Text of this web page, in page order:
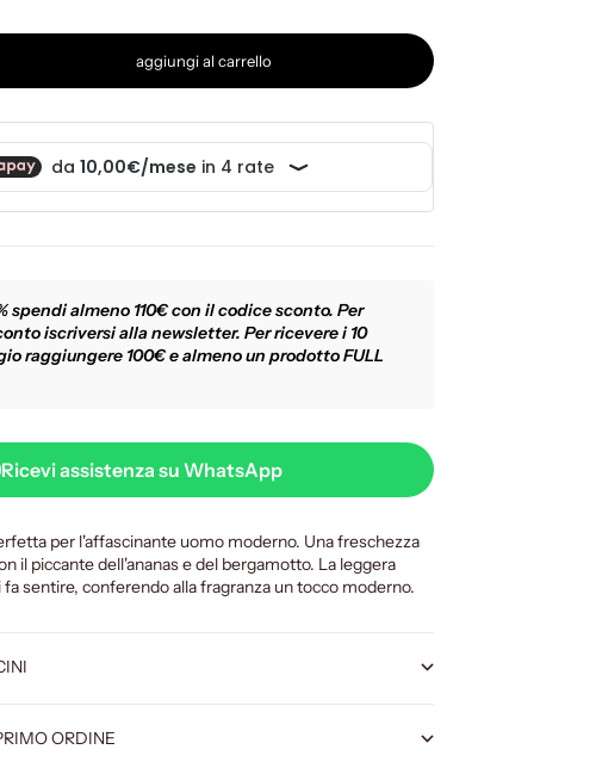
aggiungi al carrello
spendi almeno 110€ con il codice sconto. Per
iscriversi alla newsletter. Per ricevere i 10
raggiungere 100€ e almeno un prodotto FULL
Ricevi assistenza su WhatsApp
per l'affascinante uomo moderno. Una freschezza
il piccante dell'ananas e del bergamotto. La leggera
fa sentire, conferendo alla fragranza un tocco moderno.
ORDINE